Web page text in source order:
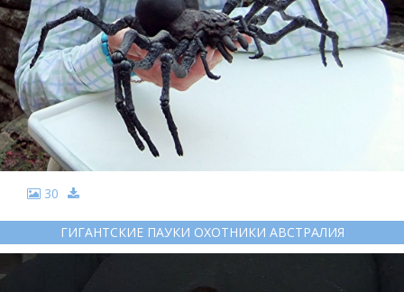
30
ГИГАНТСКИЕ ПАУКИ ОХОТНИКИ АВСТРАЛИЯ